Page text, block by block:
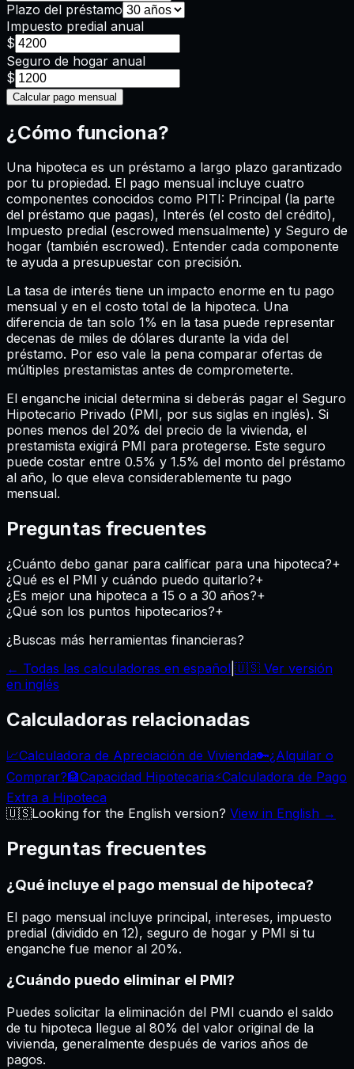
Plazo del préstamo
Impuesto predial anual
$
Seguro de hogar anual
$
Calcular pago mensual
¿Cómo funciona?
Una hipoteca es un préstamo a largo plazo garantizado
por tu propiedad. El pago mensual incluye cuatro
componentes conocidos como PITI: Principal (la parte
del préstamo que pagas), Interés (el costo del crédito),
Impuesto predial (escrowed mensualmente) y Seguro de
hogar (también escrowed). Entender cada componente
te ayuda a presupuestar con precisión.
La tasa de interés tiene un impacto enorme en tu pago
mensual y en el costo total de la hipoteca. Una
diferencia de tan solo 1% en la tasa puede representar
decenas de miles de dólares durante la vida del
préstamo. Por eso vale la pena comparar ofertas de
múltiples prestamistas antes de comprometerte.
El enganche inicial determina si deberás pagar el Seguro
Hipotecario Privado (PMI, por sus siglas en inglés). Si
pones menos del 20% del precio de la vivienda, el
prestamista exigirá PMI para protegerse. Este seguro
puede costar entre 0.5% y 1.5% del monto del préstamo
al año, lo que eleva considerablemente tu pago
mensual.
Preguntas frecuentes
¿Cuánto debo ganar para calificar para una hipoteca?+
¿Qué es el PMI y cuándo puedo quitarlo?+
¿Es mejor una hipoteca a 15 o a 30 años?+
¿Qué son los puntos hipotecarios?+
¿Buscas más herramientas financieras?
← Todas las calculadoras en español 🇺🇸 Ver versión
en inglés
Calculadoras relacionadas
📈Calculadora de Apreciación de Vivienda🔑¿Alquilar o
Comprar?🏦Capacidad Hipotecaria⚡Calculadora de Pago
Extra a Hipoteca
🇺🇸Looking for the English version? View in English →
Preguntas frecuentes
¿Qué incluye el pago mensual de hipoteca?
El pago mensual incluye principal, intereses, impuesto
predial (dividido en 12), seguro de hogar y PMI si tu
enganche fue menor al 20%.
¿Cuándo puedo eliminar el PMI?
Puedes solicitar la eliminación del PMI cuando el saldo
de tu hipoteca llegue al 80% del valor original de la
vivienda, generalmente después de varios años de
pagos.